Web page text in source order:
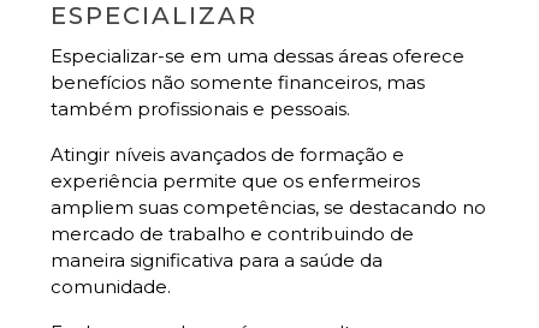
ESPECIALIZAR
Especializar-se em uma dessas áreas oferece
benefícios não somente financeiros, mas
também profissionais e pessoais.
Atingir níveis avançados de formação e
experiência permite que os enfermeiros
ampliem suas competências, se destacando no
mercado de trabalho e contribuindo de
maneira significativa para a saúde da
comunidade.